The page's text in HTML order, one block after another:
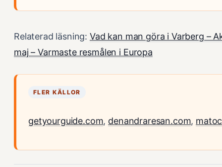
Relaterad läsning: Vad kan man göra i Varberg –
maj – Varmaste resmålen i Europa
FLER KÄLLOR
getyourguide.com, denandraresan.com,